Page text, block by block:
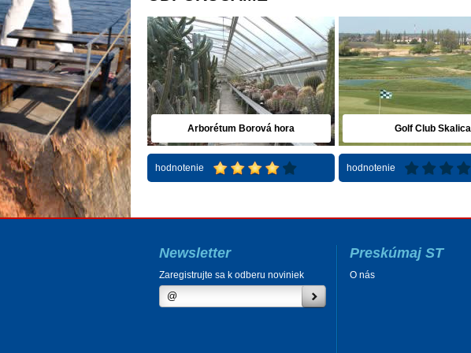
Arborétum Borová hora
hodnotenie
Golf Club Skalica
hodnotenie
Newsletter
Zaregistrujte sa k odberu noviniek
Preskúmaj ST
O nás